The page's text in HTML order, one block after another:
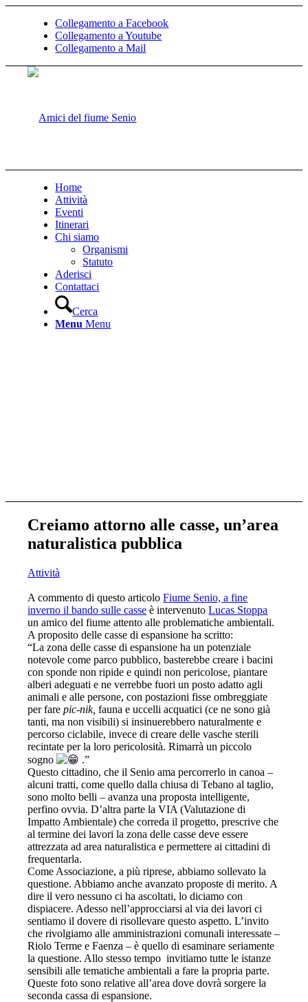
Collegamento a Facebook
Collegamento a Youtube
Collegamento a Mail
Home
Attività
Eventi
Itinerari
Chi siamo
Organismi
Statuto
Aderisci
Contattaci
Cerca
Menu Menu
Creiamo attorno alle casse, un’area
naturalistica pubblica
Attività
A commento di questo articoloFiume Senio, a fine
inverno il bando sulle casse è intervenutoLucas Stoppa
un amico del fiume attento alle problematiche ambientali.
A proposito delle casse di espansione ha scritto:
“La zona delle casse di espansione ha un potenziale
notevole come parco pubblico, basterebbe creare i bacini
con sponde non ripide e quindi non pericolose, piantare
alberi adeguati e ne verrebbe fuori un posto adatto agli
animali e alle persone, con postazioni fisse ombreggiate
per farepic-nik, fauna e uccelli acquatici (ce ne sono già
tanti, ma non visibili) si insinuerebbero naturalmente e
percorso ciclabile, invece di creare delle vasche sterili
recintate per la loro pericolosità. Rimarrà un piccolo
sogno
.”
Questo cittadino, che il Senio ama percorrerlo in canoa –
alcuni tratti, come quello dalla chiusa di Tebano al taglio,
sono molto belli – avanza una proposta intelligente,
perfino ovvia. D’altra parte la VIA (Valutazione di
Impatto Ambientale) che correda il progetto, prescrive che
al termine dei lavori la zona delle casse deve essere
attrezzata ad area naturalistica e permettere ai cittadini di
frequentarla.
Come Associazione, a più riprese, abbiamo sollevato la
questione. Abbiamo anche avanzato proposte di merito. A
dire il vero nessuno ci ha ascoltati, lo diciamo con
dispiacere. Adesso nell’approcciarsi al via dei lavori ci
sentiamo il dovere di risollevare questo aspetto. L’invito
che rivolgiamo alle amministrazioni comunali interessate –
Riolo Terme e Faenza – è quello di esaminare seriamente
la questione. Allo stesso tempo invitiamo tutte le istanze
sensibili alle tematiche ambientali a fare la propria parte.
Queste foto sono relative all’area dove dovrà sorgere la
seconda cassa di espansione.